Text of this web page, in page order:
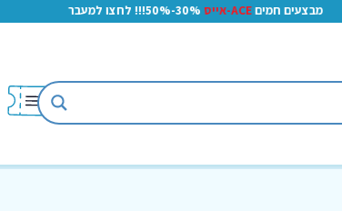
מבצעים חמים ACE-אייס 30%-50%!!! לחצו למעבר